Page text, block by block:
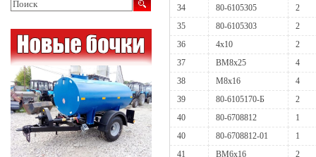
34
80-6105305
2
35
80-6105303
2
36
4x10
2
37
ВМ8х25
4
38
М8х16
4
39
80-6105170-Б
2
40
80-6708812
1
40
80-6708812-01
1
41
ВМ6х16
2